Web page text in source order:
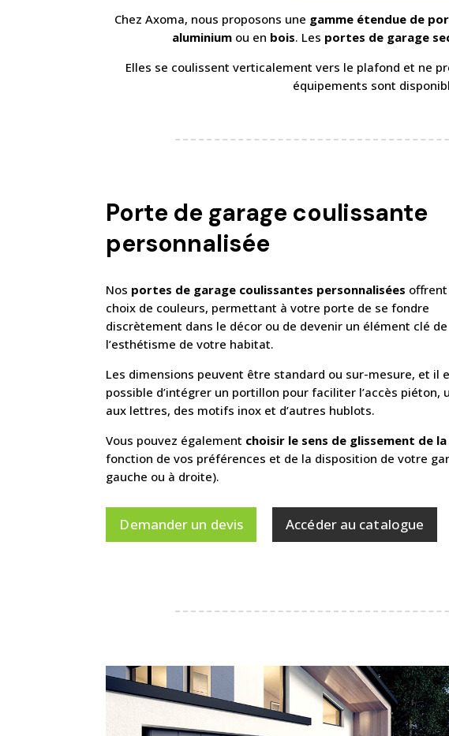
Chez Axoma, nous proposons une gamme étendue de
aluminium ou en bois. Les portes de garage
Elles se coulissent verticalement vers le plafond et ne
équipements sont
Porte de garage coulissante
personnalisée
Nos portes de garage coulissantes personnalisées
choix de couleurs, permettant à votre porte de se fondre
discrètement dans le décor ou de devenir un élément clé de
l’esthétisme de votre habitat.
Les dimensions peuvent être standard ou sur-mesure, et il
possible d’intégrer un portillon pour faciliter l’accès piéton,
aux lettres, des motifs inox et d’autres hublots.
Vous pouvez également choisir le sens de glissement de
fonction de vos préférences et de la disposition de votre
gauche ou à droite).
Demander un devis Accéder au catalogue